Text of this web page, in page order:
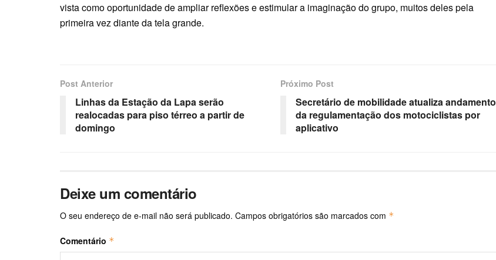
vista como oportunidade de ampliar reflexões e estimular a imaginação do grupo, muitos deles pela
primeira vez diante da tela grande.
Post Anterior
Linhas da Estação da Lapa serão
realocadas para piso térreo a partir de
domingo
Próximo Post
Secretário de mobilidade atualiza andamento
da regulamentação dos motociclistas por
aplicativo
Deixe um comentário
O seu endereço de e-mail não será publicado. Campos obrigatórios são marcados com *
Comentário *